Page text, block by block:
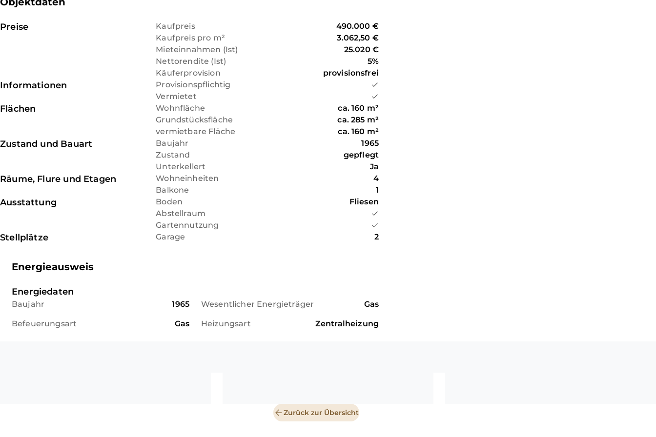
Ebenso bestehen gute Busverbindungen nach Bergisch Gladbach-Schildgen bzw.
Vom Bergisch Gladbacher Zentrum ist man mit der S-Bahn in 20 Minuten am Kölner
Hauptbahnhof; mit dem PKW ist man ebenfalls schnell in der Kölner Innenstadt.
Preise Kaufpreis
490.000 €
Kaufpreis pro m²
3.062,50 €
Mieteinnahmen (Ist)
25.020 €
Nettorendite (Ist)
5%
Käuferprovision
provisionsfrei
Informationen
Provisionspflichtig
Vermietet
Flächen Wohnfläche ca. 160 m²
Grundstücksfläche
ca. 285 m²
vermietbare Fläche
ca. 160 m²
Zustand und Bauart Baujahr
1965
Zustand
gepflegt
Unterkellert
Ja
Räume, Flure und Etagen Wohneinheiten
4
Balkone
1
Ausstattung Boden
Fliesen
Abstellraum
Gartennutzung
Stellplätze Garage 2
Energieausweis
Energiedaten
Baujahr 1965 Wesentlicher Energieträger Gas
Befeuerungsart Gas Heizungsart Zentralheizung
Zurück zur Übersicht